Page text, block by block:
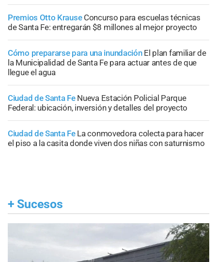
Premios Otto Krause Concurso para escuelas técnicas
de Santa Fe: entregarán $8 millones al mejor proyecto
Cómo prepararse para una inundación El plan familiar de
la Municipalidad de Santa Fe para actuar antes de que
llegue el agua
Ciudad de Santa Fe Nueva Estación Policial Parque
Federal: ubicación, inversión y detalles del proyecto
Ciudad de Santa Fe La conmovedora colecta para hacer
el piso a la casita donde viven dos niñas con saturnismo
+ Sucesos